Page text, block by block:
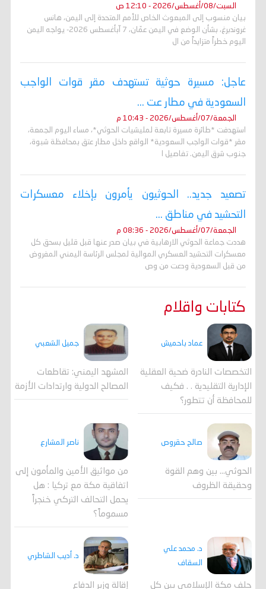
السبت/08/أغسطس/2026 - 12:10 ص
بيان منسوب إلى المبعوث الخاص للأمم المتحدة إلى اليمن، هانس
غروندبرغ، بشأن الوضع في اليمن عمّان، 7 آبأغسطس 2026- يواجه اليمن
اليوم خطراً متزايداً من ال
عاجل: مسيرة حوثية تستهدف مقر قوات الواجب
السعودية في مطار عت ...
الجمعة/07/أغسطس/2026 - 10:43 م
استهدفت *طائرة مسيرة تابعة لمليشيات الحوثي*، مساء اليوم الجمعة،
مقر *قوات الواجب السعودية* الواقع داخل مطار عتق بمحافظة شبوة،
جنوب شرق اليمن. تفاصيل ا
تصعيد جديد.. الحوثيون يأمرون بإخلاء معسكرات
التحشيد في مناطق ...
الجمعة/07/أغسطس/2026 - 08:36 م
هددت جماعة الحوثي الارهابية في بيان صدر عنها قبل قليل بسحق كل
معسكرات التحشيد العسكري الموالية لمجلس الرئاسة اليمني المفروض
من قبل السعودية ودعت من وص
كتابات واقلام
عماد باحميش
التخصصات النادرة ضحية العقلية
الإدارية التقليدية . . فكيف
للمحافظة أن تتطور؟
جميل الشعبي
المشهد اليمني: تقاطعات
المصالح الدولية وارتدادات الأزمة
صالح حقروص
الحوثي... بين وهم القوة
وحقيقة الظروف
ناصر المشارع
من مواثيق الأمين والمأمون إلى
اتفاقية مكة مع تركيا : هل
يحمل التحالف التركي خنجراً
مسموماً؟
د. محمد علي
السقاف
حلف مكة الإسلامي بين كل
د. أديب الشاطري
إقالة وزير الدفاع